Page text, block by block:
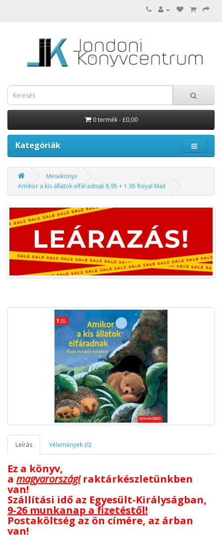
0 termék - £0,00
Kategóriák
Mesekönyv
Amikor a kis állatok elfáradnak 8.95 + 1.95 Royal Mail
Leírás Vélemények (0)
Ez a könyv,
a magyarországiraktárkészletünkben
van!
Szállítási idő az Egyesült-Királyságban,
9-26 munkanap a fizetéstől!
Postaköltség az ön címére, az árban
van!